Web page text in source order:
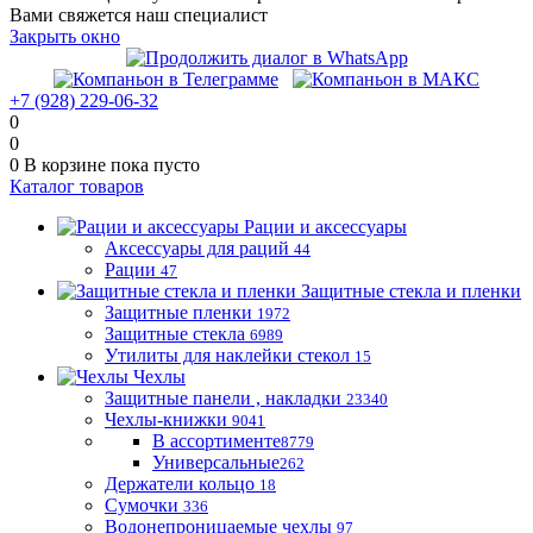
Вами свяжется наш специалист
Закрыть окно
+7 (928) 229-06-32
0
0
0 В корзине пока пусто
Каталог товаров
Рации и аксессуары
Аксессуары для раций 44
Рации 47
Защитные стекла и пленки
Защитные пленки 1972
Защитные стекла 6989
Утилиты для наклейки стекол 15
Чехлы
Защитные панели , накладки 23340
Чехлы-книжки 9041
В ассортименте8779
Универсальные262
Держатели кольцо 18
Сумочки 336
Водонепроницаемые чехлы 97